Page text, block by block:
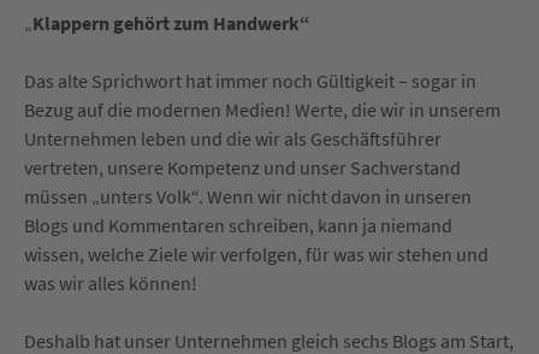
„Klappern gehört zum Handwerk“
Das alte Sprichwort hat immer noch Gültigkeit – sogar in
Bezug auf die modernen Medien! Werte, die wir in unserem
Unternehmen leben und die wir als Geschäftsführer
vertreten, unsere Kompetenz und unser Sachverstand
müssen „unters Volk“. Wenn wir nicht davon in unseren
Blogs und Kommentaren schreiben, kann ja niemand
wissen, welche Ziele wir verfolgen, für was wir stehen und
was wir alles können!
Deshalb hat unser Unternehmen gleich sechs Blogs am Start,